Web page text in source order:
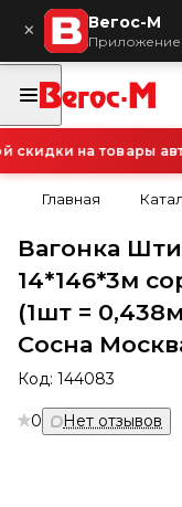
× Вегос-М
Приложение
на товары
Главная
Вагонка
14*146*3м
(1шт =
Сосна
Код: 144083
0 Нет отзывов